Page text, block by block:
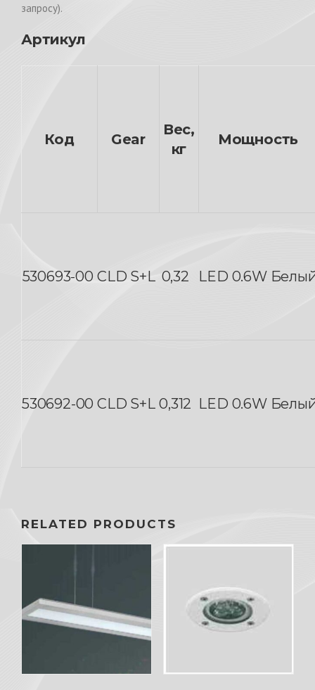
запросу).
Артикул
Код Gear
Вес,
кг
Мощность
530693-00 CLD S+L 0,32 LED 0.6W
530692-00 CLD S+L 0,312 LED 0.6W
RELATED PRODUCTS